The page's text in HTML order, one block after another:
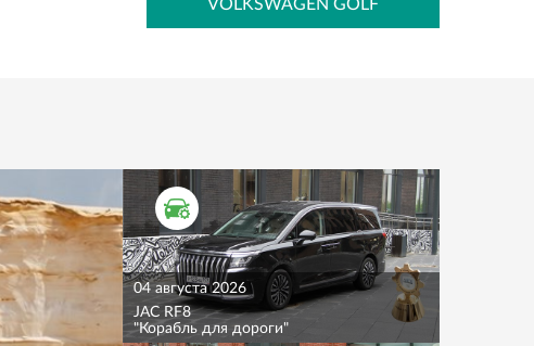
VOLKSWAGEN GOLF
ТЕСТ ДРАЙВ
04 августа 2026
JAC RF8
"Корабль для дороги"